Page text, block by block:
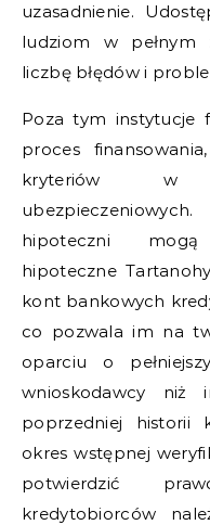
uzasadnienie.
ludziom w pełnym
liczbę błędów i
Poza tym instytucje
proces
kryteriów w
hipoteczni
hipoteczne
kont bankowych
co pozwala im na
oparciu o
wnioskodawcy niż
poprzedniej historii
okres wstępnej
potwierdzić
kredytobiorców